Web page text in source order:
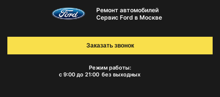
Ремонт автомобилей
Сервис Ford в Москве
Режим работы:
с 9:00 до 21:00 без выходных
Заказать звонок